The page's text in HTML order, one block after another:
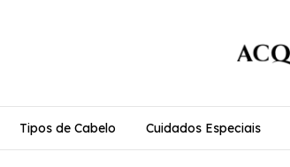
Tipos de Cabelo Cuidados Especiais